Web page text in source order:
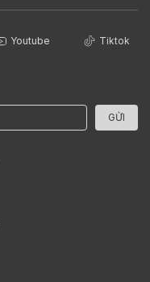
Youtube Tiktok
GỬI